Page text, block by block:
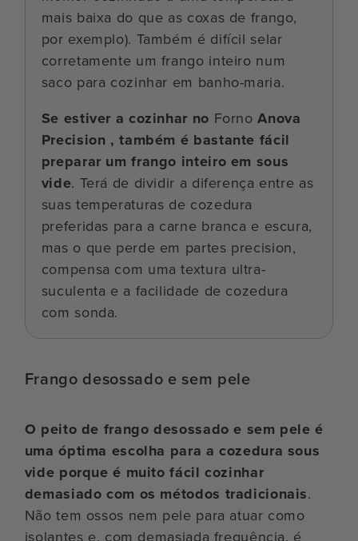
mais baixa do que as coxas de frango,
por exemplo). Também é difícil selar
corretamente um frango inteiro num
saco para cozinhar em banho-maria.
Se estiver a cozinhar no FornoAnova
Precision , também é bastante fácil
preparar um frango inteiro em sous
vide. Terá de dividir a diferença entre as
suas temperaturas de cozedura
preferidas para a carne branca e escura,
mas o que perde em partes precision,
compensa com uma textura ultra-
suculenta e a facilidade de cozedura
com sonda.
Frango desossado e sem pele
O peito de frango desossado e sem pele é
uma óptima escolha para a cozedura sous
vide porque é muito fácil cozinhar
demasiado com os métodos tradicionais.
Não tem ossos nem pele para atuar como